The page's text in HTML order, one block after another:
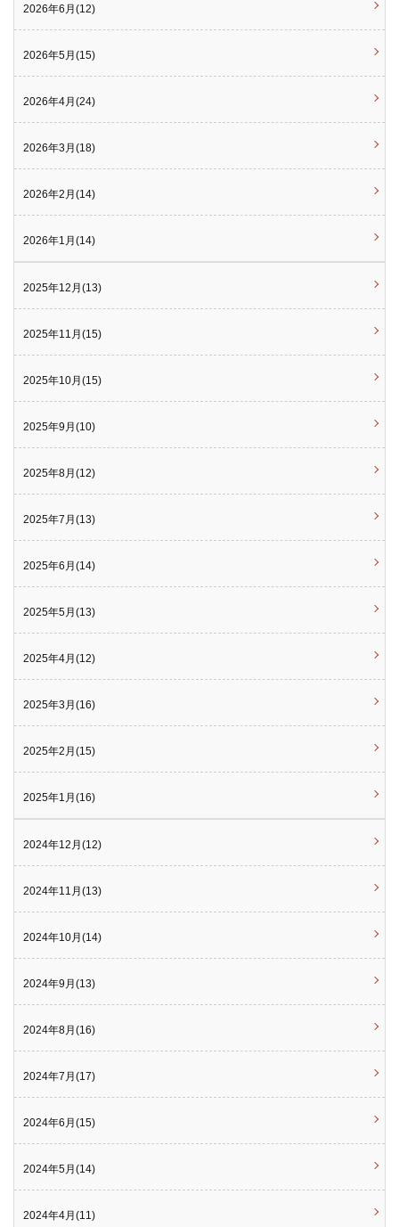
2026年6月(12)
2026年5月(15)
2026年4月(24)
2026年3月(18)
2026年2月(14)
2026年1月(14)
2025年12月(13)
2025年11月(15)
2025年10月(15)
2025年9月(10)
2025年8月(12)
2025年7月(13)
2025年6月(14)
2025年5月(13)
2025年4月(12)
2025年3月(16)
2025年2月(15)
2025年1月(16)
2024年12月(12)
2024年11月(13)
2024年10月(14)
2024年9月(13)
2024年8月(16)
2024年7月(17)
2024年6月(15)
2024年5月(14)
2024年4月(11)